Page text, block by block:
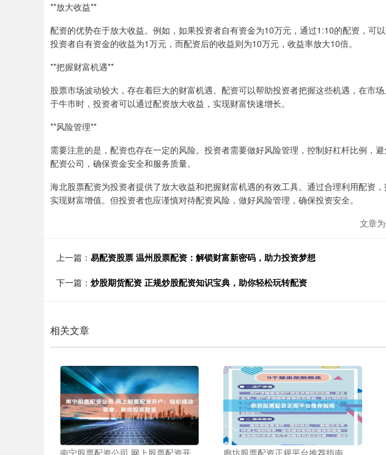
**放大收益**
配资的优势在于放大收益。例如，如果投资者自有资金为10万元，通过1:10的配资，可
投资者自有资金的收益为1万元，而配资后的收益则为10万元，收益率放大10倍。
**把握财富机遇**
股票市场波动较大，存在着巨大的财富机遇。配资可以帮助投资者把握这些机遇，在市
于牛市时，投资者可以通过配资放大收益，实现财富快速增长。
**风险管理**
需要注意的是，配资也存在一定的风险。投资者需要做好风险管理，控制好杠杆比例，
配资公司，确保资金安全和服务质量。
海北股票配资为投资者提供了放大收益和把握财富机遇的有效工具。通过合理利用配资
实现财富增值。但投资者也应谨慎对待配资风险，做好风险管理，确保投资安全。
文章
上一篇： 易配资股票 温州股票配资：解锁财富新密码，助力投资梦想
下一篇： 炒股期货配资 正规炒股配资知识宝典，助你轻松玩转配资
相关文章
南宁股票配资公司 网上股票配资开 廊坊股票配资正规平台推荐指南